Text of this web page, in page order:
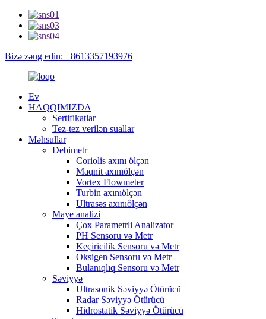
Bizə zəng edin: +8613357193976
Ev
HAQQIMIZDA
Sertifikatlar
Tez-tez verilən suallar
Məhsullar
Debimetr
Coriolis axını ölçən
Maqnit axınıölçən
Vortex Flowmeter
Turbin axınıölçən
Ultrasəs axınıölçən
Maye analizi
Çox Parametrli Analizator
PH Sensoru və Metr
Keçiricilik Sensoru və Metr
Oksigen Sensoru və Metr
Bulanıqlıq Sensoru və Metr
Səviyyə
Ultrasonik Səviyyə Ötürücü
Radar Səviyyə Ötürücü
Hidrostatik Səviyyə Ötürücü